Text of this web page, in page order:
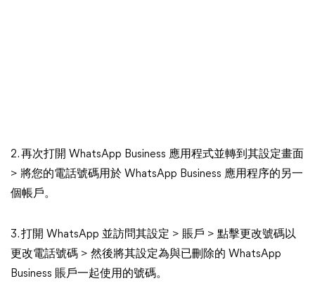
2. 再次打開 WhatsApp Business 應用程式並轉到其設定畫面
> 將您的電話號碼用於 WhatsApp Business 應用程序的另一
個帳戶。
3. 打開 WhatsApp 並訪問其設定 > 賬戶 > 點擊更改號碼以
更改電話號碼 > 然後將其設定為與已刪除的 WhatsApp
Business 賬戶一起使用的號碼。